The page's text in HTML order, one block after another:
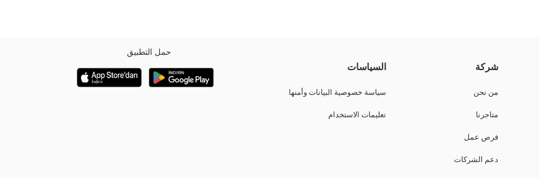
شركة
من نحن
متاجرنا
فرص عمل
دعم الشركات
السياسات
سياسة خصوصية البيانات وأمنها
تعليمات الاستخدام
حمل التطبيق